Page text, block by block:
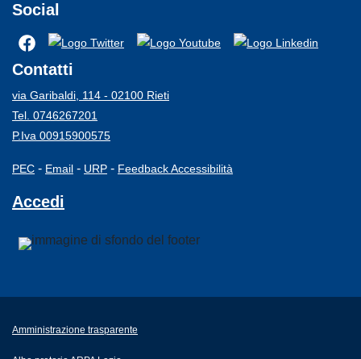
Social
Contatti
via Garibaldi, 114 - 02100 Rieti
Tel. 0746267201
P.Iva 00915900575
PEC - Email - URP - Feedback Accessibilità
Accedi
Amministrazione trasparente